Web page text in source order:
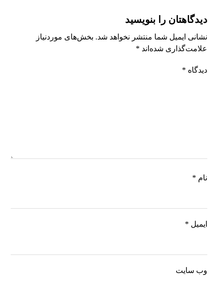
دیدگاهتان را بنویسید
نشانی ایمیل شما منتشر نخواهد شد. بخش‌های موردنیاز
علامت‌گذاری شده‌اند *
دیدگاه *
نام *
ایمیل *
وب‌ سایت